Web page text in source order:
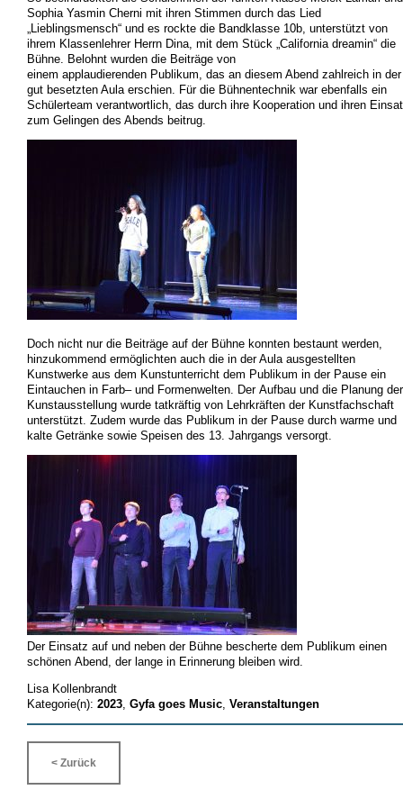
Sophia Yasmin Cherni mit ihren Stimmen durch das Lied
„Lieblingsmensch“ und es rockte die Bandklasse 10b, unterstützt von
ihrem Klassenlehrer Herrn Dina, mit dem Stück „California dreamin“ die
Bühne. Belohnt wurden die Beiträge von
einem applaudierenden Publikum, das an diesem Abend zahlreich in der
gut besetzten Aula erschien. Für die Bühnentechnik war ebenfalls ein
Schülerteam verantwortlich, das durch ihre Kooperation und ihren
zum Gelingen des Abends beitrug.
Doch nicht nur die Beiträge auf der Bühne konnten bestaunt werden,
hinzukommend ermöglichten auch die in der Aula ausgestellten
Kunstwerke aus dem Kunstunterricht dem Publikum in der Pause ein
Eintauchen in Farb– und Formenwelten. Der Aufbau und die Planung der
Kunstausstellung wurde tatkräftig von Lehrkräften der Kunstfachschaft
unterstützt. Zudem wurde das Publikum in der Pause durch warme und
kalte Getränke sowie Speisen des 13. Jahrgangs versorgt.
Der Einsatz auf und neben der Bühne bescherte dem Publikum einen
schönen Abend, der lange in Erinnerung bleiben wird.
Lisa Kollenbrandt
Kategorie(n): 2023, Gyfa goes Music, Veranstaltungen
< Zurück